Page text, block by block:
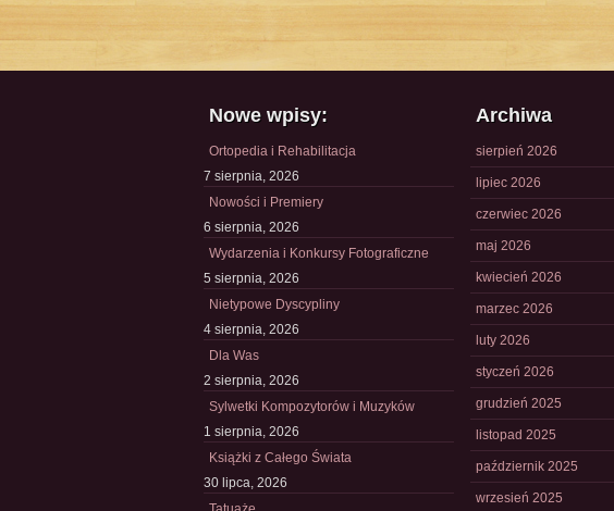
Nowe wpisy:
Ortopedia i Rehabilitacja
7 sierpnia, 2026
Nowości i Premiery
6 sierpnia, 2026
Wydarzenia i Konkursy Fotograficzne
5 sierpnia, 2026
Nietypowe Dyscypliny
4 sierpnia, 2026
Dla Was
2 sierpnia, 2026
Sylwetki Kompozytorów i Muzyków
1 sierpnia, 2026
Książki z Całego Świata
30 lipca, 2026
Archiwa
sierpień 2026
lipiec 2026
czerwiec 2026
maj 2026
kwiecień 2026
marzec 2026
luty 2026
styczeń 2026
grudzień 2025
listopad 2025
październik 2025
wrzesień 2025